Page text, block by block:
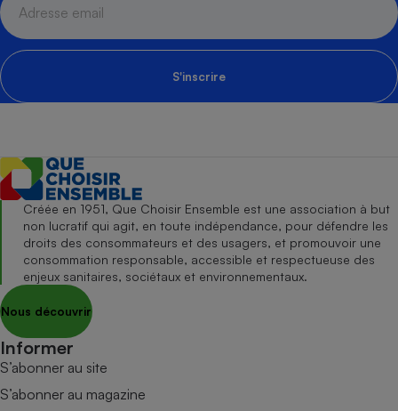
S'inscrire
Créée en 1951, Que Choisir Ensemble est une association à but
non lucratif qui agit, en toute indépendance, pour défendre les
droits des consommateurs et des usagers, et promouvoir une
consommation responsable, accessible et respectueuse des
enjeux sanitaires, sociétaux et environnementaux.
Nous découvrir
Informer
S’abonner au site
S’abonner au magazine